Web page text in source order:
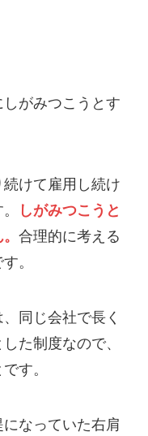
がみつこうとす
けて雇用し続け
しがみつこうと
合理的に考える
。
同じ会社で長く
た制度なので、
す。
なっていた右肩